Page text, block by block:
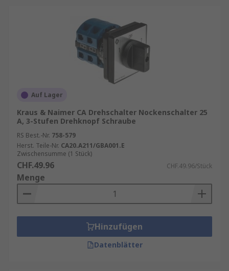
Auf Lager
Kraus & Naimer CA Drehschalter Nockenschalter 25
A, 3-Stufen Drehknopf Schraube
RS Best.-Nr. 758-579
Herst. Teile-Nr. CA20.A211/GBA001.E
Zwischensumme (1 Stück)
CHF.49.96 CHF.49.96/Stück
Menge
Hinzufügen
Datenblätter